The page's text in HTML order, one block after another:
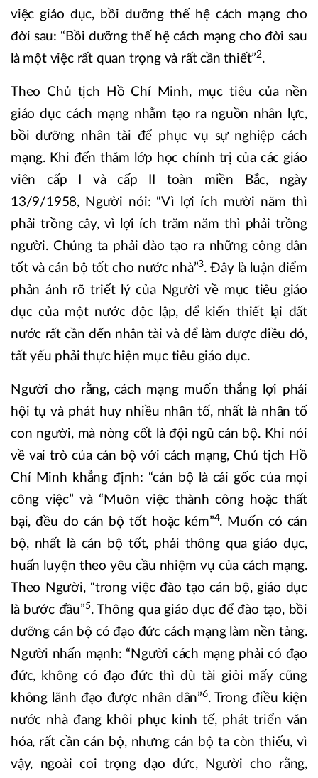
việc giáo dục, bồi dưỡng thế hệ cách mạng cho
đời sau: “Bồi dưỡng thế hệ cách mạng cho đời sau
là một việc rất quan trọng và rất cần thiết”2.
Theo Chủ tịch Hồ Chí Minh, mục tiêu của nền
giáo dục cách mạng nhằm tạo ra nguồn nhân lực,
bồi dưỡng nhân tài để phục vụ sự nghiệp cách
mạng. Khi đến thăm lớp học chính trị của các giáo
viên cấp I và cấp II toàn miền Bắc, ngày
13/9/1958, Người nói: “Vì lợi ích mười năm thì
phải trồng cây, vì lợi ích trăm năm thì phải trồng
người. Chúng ta phải đào tạo ra những công dân
tốt và cán bộ tốt cho nước nhà”3. Đây là luận điểm
phản ánh rõ triết lý của Người về mục tiêu giáo
dục của một nước độc lập, để kiến thiết lại đất
nước rất cần đến nhân tài và để làm được điều đó,
tất yếu phải thực hiện mục tiêu giáo dục.
Người cho rằng, cách mạng muốn thắng lợi phải
hội tụ và phát huy nhiều nhân tố, nhất là nhân tố
con người, mà nòng cốt là đội ngũ cán bộ. Khi nói
về vai trò của cán bộ với cách mạng, Chủ tịch Hồ
Chí Minh khẳng định: “cán bộ là cái gốc của mọi
công việc” và “Muôn việc thành công hoặc thất
bại, đều do cán bộ tốt hoặc kém”4. Muốn có cán
bộ, nhất là cán bộ tốt, phải thông qua giáo dục,
huấn luyện theo yêu cầu nhiệm vụ của cách mạng.
Theo Người, “trong việc đào tạo cán bộ, giáo dục
là bước đầu”5. Thông qua giáo dục để đào tạo, bồi
dưỡng cán bộ có đạo đức cách mạng làm nền tảng.
Người nhấn mạnh: “Người cách mạng phải có đạo
đức, không có đạo đức thì dù tài giỏi mấy cũng
không lãnh đạo được nhân dân”6. Trong điều kiện
nước nhà đang khôi phục kinh tế, phát triển văn
hóa, rất cần cán bộ, nhưng cán bộ ta còn thiếu, vì
vậy, ngoài coi trọng đạo đức, Người cho rằng,